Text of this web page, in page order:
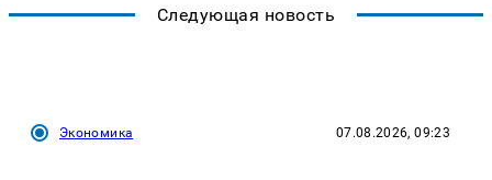
Следующая новость
Экономика 07.08.2026, 09:23